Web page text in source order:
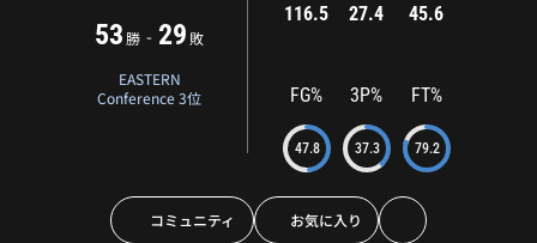
53 勝 - 29 敗
EASTERN
Conference 3位
116.5
27.4
45.6
FG%
47.8
3P%
37.3
FT%
79.2
コミュニティ お気に入り